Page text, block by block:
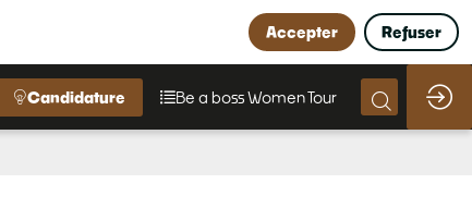
Candidature Be a boss Women Tour
Accepter Refuser